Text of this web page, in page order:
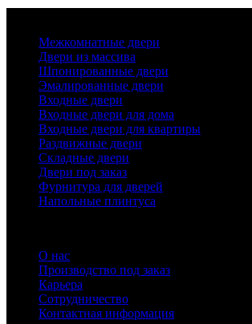
Межкомнатные двери
Двери из массива
Шпонированные двери
Эмалированные двери
Входные двери
Входные двери для дома
Входные двери для квартиры
Раздвижные двери
Складные двери
Двери под заказ
Фурнитура для дверей
Напольные плинтуса
О нас
Производство под заказ
Карьера
Сотрудничество
Контактная информация